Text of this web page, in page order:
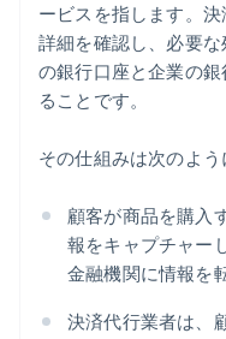
ービスを指します。
詳細を確認し、必要
の銀行口座と企業の
ることです。
その仕組みは次のよう
顧客が商品を購入
報をキャプチャー
金融機関に情報を
決済代行業者は、